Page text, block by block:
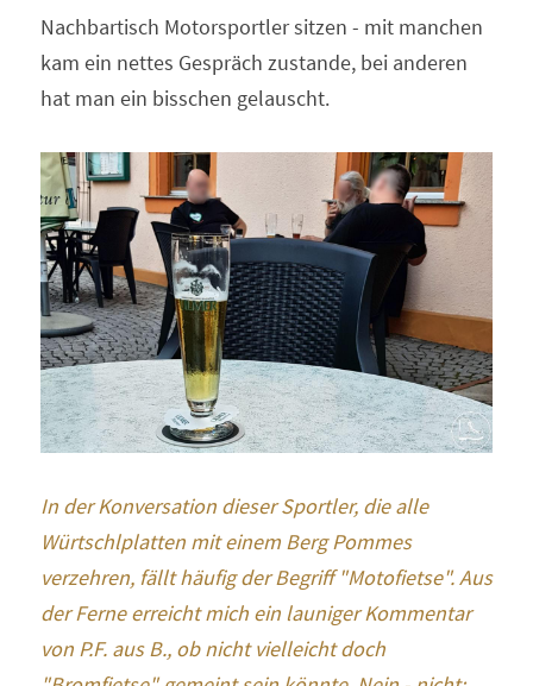
Nachbartisch Motorsportler sitzen - mit manchen
kam ein nettes Gespräch zustande, bei anderen
hat man ein bisschen gelauscht.
In der Konversation dieser Sportler, die alle
Würtschlplatten mit einem Berg Pommes
verzehren, fällt häufig der Begriff "Motofietse". Aus
der Ferne erreicht mich ein launiger Kommentar
von P.F. aus B., ob nicht vielleicht doch